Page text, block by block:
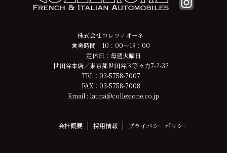
株式会社コレツィオーネ
営業時間 10：00～19：00
定休日：毎週火曜日
世田谷本店／東京都世田谷区等々力7-2-32
TEL：03-5758-7007
FAX：03-5758-7008
Email : latina@collezione.co.jp
会社概要 採用情報 プライバシーポリシー